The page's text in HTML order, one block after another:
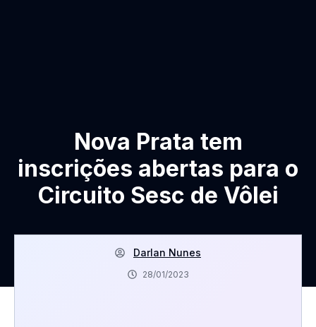
Nova Prata tem
inscrições abertas para o
Circuito Sesc de Vôlei
Darlan Nunes
28/01/2023